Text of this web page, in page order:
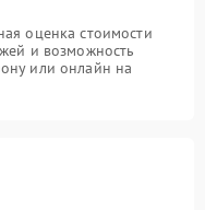
оценка стоимости
и возможность
или онлайн на